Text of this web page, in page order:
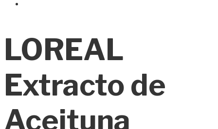
LOREAL
Extracto de
Aceituna